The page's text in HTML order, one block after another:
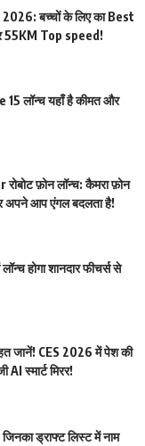
बच्चों के लिए का Best
Top speed!
लॉन्च यहाँ है कीमत और
फ़ोन लॉन्च: कैमरा फ़ोन
अपने आप एंगल बदलता है!
होगा शानदार फीचर्स से
जानें! CES 2026 में पेश की
AI स्मार्ट मिरर!
जिनका ड्राफ्ट लिस्ट में नाम